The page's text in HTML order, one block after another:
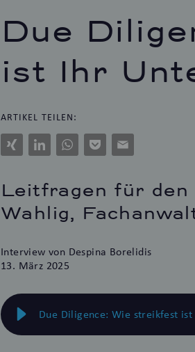
Due
ist Ihr
ARTIKEL TEILEN:
Xing LinkedInWhatsAppPocketE-
Mail
Leitfragen für den
Wahlig,
Interview von Despina Borelidis
13. März 2025
Due Diligence: Wie streikfest